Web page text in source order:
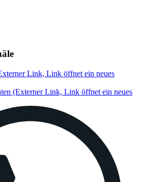
Link, Link öffnet ein neues
(Externer Link, Link öffnet ein neues